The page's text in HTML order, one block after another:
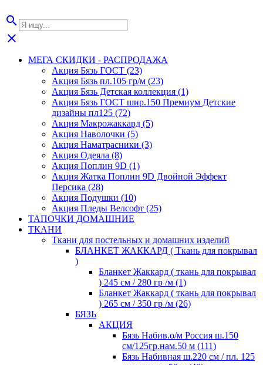
search
close
МЕГА СКИДКИ - РАСПРОДАЖА
Акция Бязь ГОСТ (23)
Акция Бязь пл.105 гр/м (23)
Акция Бязь Детская коллекция (1)
Акция Бязь ГОСТ шир.150 Премиум Детские
дизайны пл125 (72)
Акция Макрожаккард (5)
Акция Наволочки (5)
Акция Наматрасники (3)
Акция Одеяла (8)
Акция Поплин 9D (1)
Акция Жатка Поплин 9D Двойной Эффект
Персика (28)
Акция Подушки (10)
Акция Пледы Велсофт (25)
ТАПОЧКИ ДОМАШНИЕ
ТКАНИ
Ткани для постельных и домашних изделий
БЛАНКЕТ ЖАККАРД ( Ткань для покрывал
)
Бланкет Жаккард ( ткань для покрывал
) 245 см / 280 гр /м (1)
Бланкет Жаккард ( ткань для покрывал
) 265 см / 350 гр /м (26)
БЯЗЬ
АКЦИЯ
Бязь Набив.о/м Россия ш.150
см/125гр.нам.50 м (111)
Бязь Набивная ш.220 см / пл. 125